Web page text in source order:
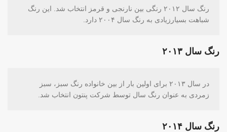
رنگ سال ۲۰۱۲ رنگی بین نارنجی و قرمز انتخاب شد. این رنگ
شباهت بسیارزیادی به رنگ سال ۲۰۰۴ دارد.
رنگ سال ۲۰۱۳
در سال ۲۰۱۳ برای اولین بار از بین خانواده رنگ سبز، سبز
زمردی به عنوان رنگ سال توسط شرکت پنتون انتخاب شد.
رنگ سال ۲۰۱۴